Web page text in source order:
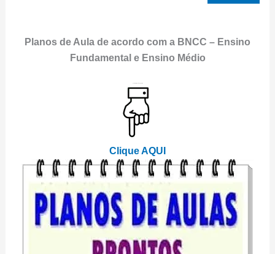
Planos de Aula de acordo com a BNCC – Ensino
Fundamental e Ensino Médio
Clique AQUI